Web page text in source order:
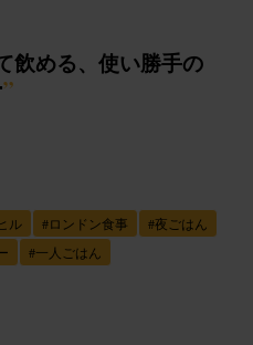
飲める、使い勝手の
”
ル #ロンドン食事 #夜ごはん
#一人ごはん